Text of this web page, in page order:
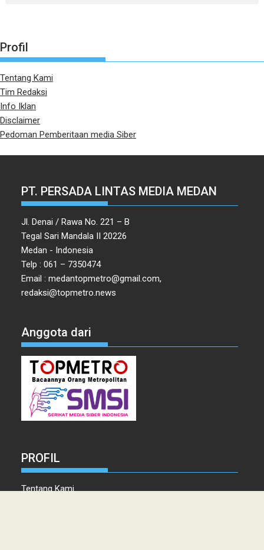
Profil
Tentang Kami
Tim Redaksi
Info Iklan
Disclaimer
Pedoman Pemberitaan media Siber
PT. PERSADA LINTAS MEDIA MEDAN
Jl. Denai / Rawa No. 221 – B
Tegal Sari Mandala II 20226
Medan - Indonesia
Telp : 061 – 7350474
Email : medantopmetro@gmail.com,
redaksi@topmetro.news
Anggota dari
PROFIL
Tentang Kami